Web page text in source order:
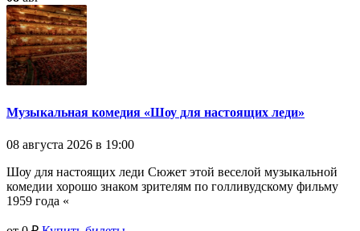
Музыкальная комедия «Шоу для настоящих леди»
08 августа 2026 в 19:00
Шоу для настоящих леди Сюжет этой веселой музыкальной
комедии хорошо знаком зрителям по голливудскому фильму
1959 года «